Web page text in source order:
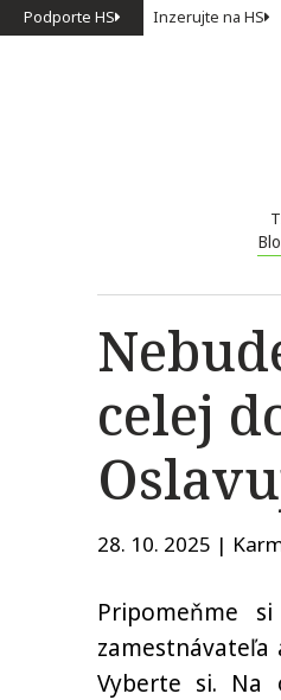
Podporte HS Inzerujte na HS
celej
28. 10. 2025 |
Pripomeňme
zamestnávateľa
Vyberte si. Na